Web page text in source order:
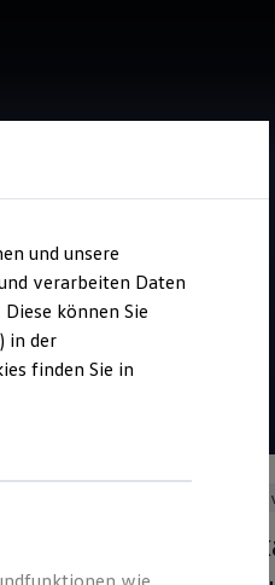
Kühl
und unsere
verarbeiten Daten
können Sie
in der
finden Sie in
wie